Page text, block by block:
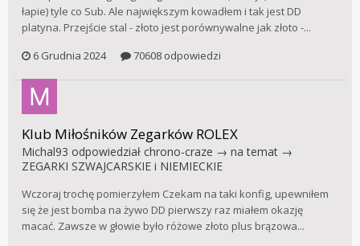
łapie) tyle co Sub. Ale największym kowadłem i tak jest DD
platyna. Przejście stal - złoto jest porównywalne jak złoto -...
6 Grudnia 2024
70608 odpowiedzi
Klub Miłośników Zegarków ROLEX
Michal93 odpowiedział chrono-craze → na temat →
ZEGARKI SZWAJCARSKIE i NIEMIECKIE
Wczoraj trochę pomierzyłem Czekam na taki konfig, upewniłem
się że jest bomba na żywo DD pierwszy raz miałem okazję
macać. Zawsze w głowie było różowe złoto plus brązowa...